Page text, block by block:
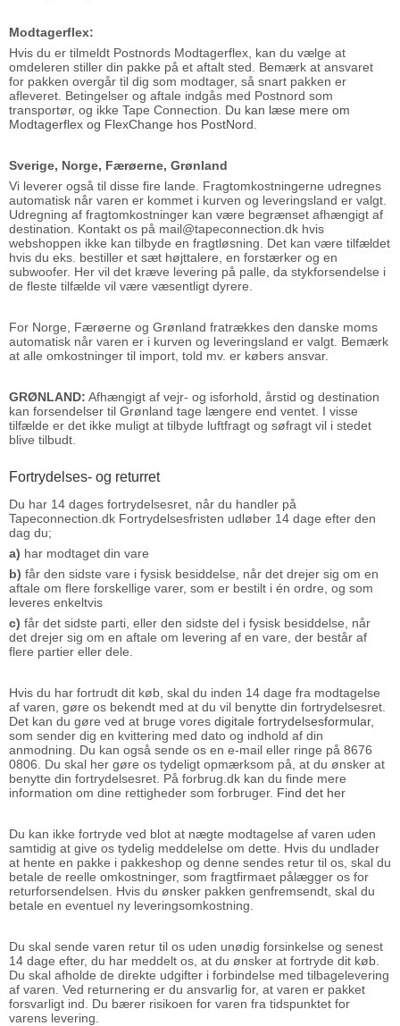
Modtagerflex:
Hvis du er tilmeldt Postnords Modtagerflex, kan du vælge at
omdeleren stiller din pakke på et aftalt sted. Bemærk at ansvaret
for pakken overgår til dig som modtager, så snart pakken er
afleveret. Betingelser og aftale indgås med Postnord som
transportør, og ikke Tape Connection. Du kan læse mere om
Modtagerflex og FlexChange hos PostNord.
Sverige, Norge, Færøerne, Grønland
Vi leverer også til disse fire lande. Fragtomkostningerne udregnes
automatisk når varen er kommet i kurven og leveringsland er valgt.
Udregning af fragtomkostninger kan være begrænset afhængigt af
destination. Kontakt os på mail@tapeconnection.dk hvis
webshoppen ikke kan tilbyde en fragtløsning. Det kan være tilfældet
hvis du eks. bestiller et sæt højttalere, en forstærker og en
subwoofer. Her vil det kræve levering på palle, da stykforsendelse i
de fleste tilfælde vil være væsentligt dyrere.
For Norge, Færøerne og Grønland fratrækkes den danske moms
automatisk når varen er i kurven og leveringsland er valgt. Bemærk
at alle omkostninger til import, told mv. er købers ansvar.
GRØNLAND: Afhængigt af vejr- og isforhold, årstid og destination
kan forsendelser til Grønland tage længere end ventet. I visse
tilfælde er det ikke muligt at tilbyde luftfragt og søfragt vil i stedet
blive tilbudt.
Fortrydelses- og returret
Du har 14 dages fortrydelsesret, når du handler på
Tapeconnection.dk Fortrydelsesfristen udløber 14 dage efter den
dag du;
a) har modtaget din vare
b) får den sidste vare i fysisk besiddelse, når det drejer sig om en
aftale om flere forskellige varer, som er bestilt i én ordre, og som
leveres enkeltvis
c) får det sidste parti, eller den sidste del i fysisk besiddelse, når
det drejer sig om en aftale om levering af en vare, der består af
flere partier eller dele.
Hvis du har fortrudt dit køb, skal du inden 14 dage fra modtagelse
af varen, gøre os bekendt med at du vil benytte din fortrydelsesret.
Det kan du gøre ved at bruge vores digitale fortrydelsesformular,
som sender dig en kvittering med dato og indhold af din
anmodning. Du kan også sende os en e-mail eller ringe på 8676
0806. Du skal her gøre os tydeligt opmærksom på, at du ønsker at
benytte din fortrydelsesret. På forbrug.dk kan du finde mere
information om dine rettigheder som forbruger. Find det her
Du kan ikke fortryde ved blot at nægte modtagelse af varen uden
samtidig at give os tydelig meddelelse om dette. Hvis du undlader
at hente en pakke i pakkeshop og denne sendes retur til os, skal du
betale de reelle omkostninger, som fragtfirmaet pålægger os for
returforsendelsen. Hvis du ønsker pakken genfremsendt, skal du
betale en eventuel ny leveringsomkostning.
Du skal sende varen retur til os uden unødig forsinkelse og senest
14 dage efter, du har meddelt os, at du ønsker at fortryde dit køb.
Du skal afholde de direkte udgifter i forbindelse med tilbagelevering
af varen. Ved returnering er du ansvarlig for, at varen er pakket
forsvarligt ind. Du bærer risikoen for varen fra tidspunktet for
varens levering.